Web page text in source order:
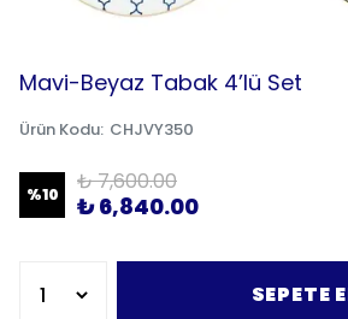
Mavi-Beyaz Tabak 4’lü Set
Ürün Kodu: CHJVY350
%10 ₺ 7,600.00
₺ 6,840.00
SEPETE